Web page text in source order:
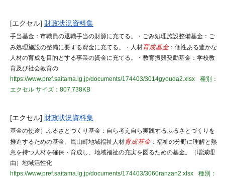
[エクセル] 財政状況資料集
手当基金：市職員の退職手当の財源に充てる。・ごみ処理施設整備基金：ご
み処理施設の整備に要する資金に充てる。・人材育成基金 ：個性ある豊かな
人材の育成を目的とする事業の資金に充てる。・教育振興奨励基金：学校教
育及び社会教育の
https://www.pref.saitama.lg.jp/documents/174403/3014gyouda2.xlsx
種別：
エクセル サイズ：807.738KB
[エクセル] 財政状況資料集
基金の使途）ふるさとづくり基金：自ら考え自ら実践するふるさとづくりを
推進するための基金。嵐山町地域福祉人材育成基金 ：福祉の分野に理解と熱
意を持つ人材を確保・育成し、地域福祉の充実を図るための基金。（増減理
由）地域活性化
https://www.pref.saitama.lg.jp/documents/174403/3060ranzan2.xlsx
種別：